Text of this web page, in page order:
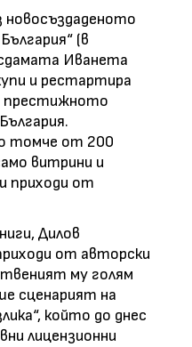
новосъздаденото
(в
Иванета
и рестартира
престижното
томче от 200
витрини и
приходи от
Дилов
от авторски
му голям
сценарият на
който до днес
лицензионни